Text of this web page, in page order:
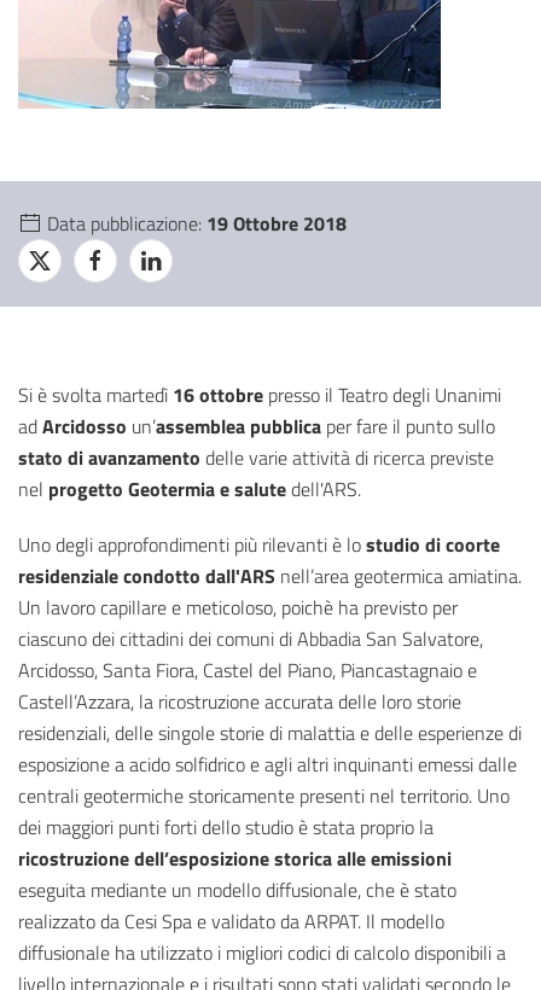
Data pubblicazione: 19 Ottobre 2018
Si è svolta martedì 16 ottobre presso il Teatro degli Unanimi
adArcidosso un’assemblea pubblica per fare il punto sullo
stato di avanzamento delle varie attività di ricerca previste
nel progetto Geotermia e salutedell'ARS.
Uno degli approfondimenti più rilevanti è lostudio di coorte
residenziale condotto dall'ARS nell’area geotermica amiatina.
Un lavoro capillare e meticoloso, poichè ha previsto per
ciascuno dei cittadini dei comuni di Abbadia San Salvatore,
Arcidosso, Santa Fiora, Castel del Piano, Piancastagnaio e
Castell’Azzara, la ricostruzione accurata delle loro storie
residenziali, delle singole storie di malattia e delle esperienze di
esposizione a acido solfidrico e agli altri inquinanti emessi dalle
centrali geotermiche storicamente presenti nel territorio. Uno
dei maggiori punti forti dello studio è stata proprio la
ricostruzione dell’esposizione storica alle emissioni
eseguita mediante un modello diffusionale, che è stato
realizzato da Cesi Spa e validato da ARPAT. Il modello
diffusionale ha utilizzato i migliori codici di calcolo disponibili a